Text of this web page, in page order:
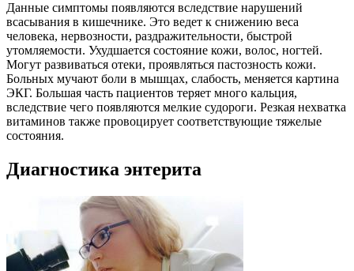
Данные симптомы появляются вследствие нарушений
всасывания в кишечнике. Это ведет к снижению веса
человека, нервозности, раздражительности, быстрой
утомляемости. Ухудшается состояние кожи, волос, ногтей.
Могут развиваться отеки, проявляться пастозность кожи.
Больных мучают боли в мышцах, слабость, меняется картина
ЭКГ. Большая часть пациентов теряет много кальция,
вследствие чего появляются мелкие судороги. Резкая нехватка
витаминов также провоцирует соответствующие тяжелые
состояния.
Диагностика энтерита